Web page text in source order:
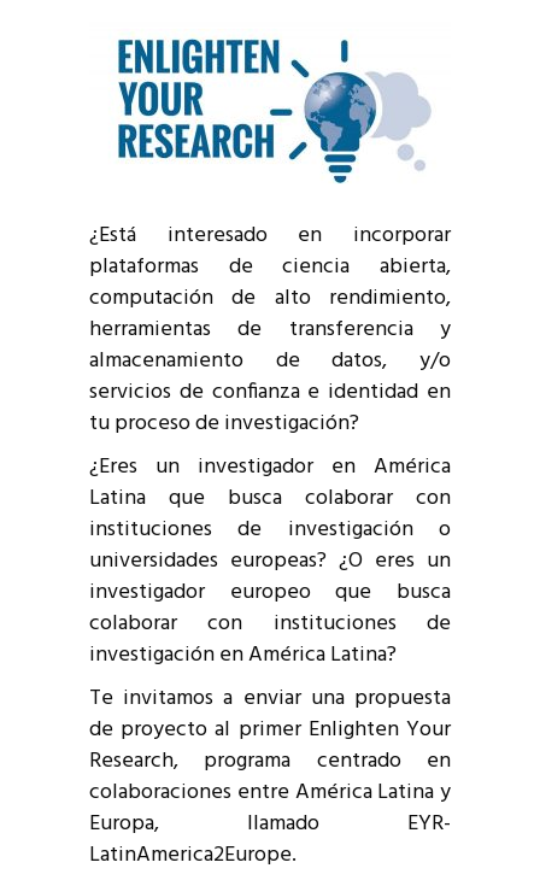
¿Está interesado en incorporar
plataformas de ciencia abierta,
computación de alto rendimiento,
herramientas de transferencia y
almacenamiento de datos, y/o
servicios de confianza e identidad en
tu proceso de investigación?
¿Eres un investigador en América
Latina que busca colaborar con
instituciones de investigación o
universidades europeas? ¿O eres un
investigador europeo que busca
colaborar con instituciones de
investigación en América Latina?
Te invitamos a enviar una propuesta
de proyecto al primer Enlighten Your
Research, programa centrado en
colaboraciones entre América Latina y
Europa, llamado EYR-
LatinAmerica2Europe.